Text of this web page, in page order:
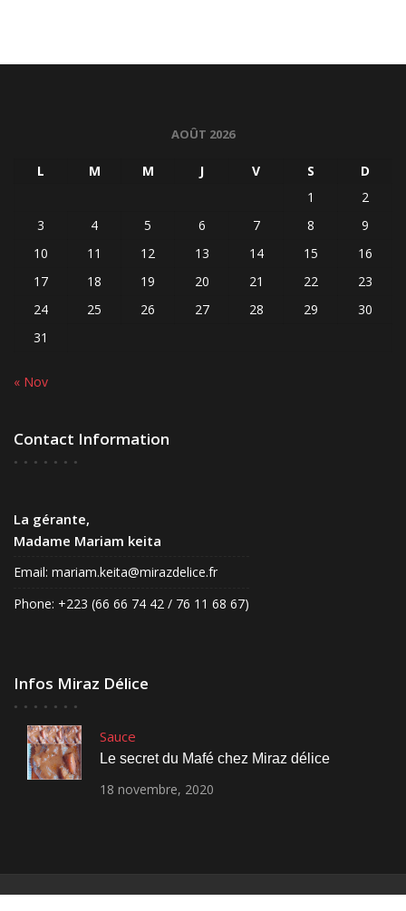
AOÛT 2026
L M M J V S
D
1
2
3
4 5 6 7 8
9
10
11 12 13 14 15
16
17
18 19 20 21 22
23
24
25 26 27 28 29
30
31
« Nov
Contact Information
La gérante,
Madame Mariam keita
Email: mariam.keita@mirazdelice.fr
Phone: +223 (66 66 74 42 / 76 11 68 67)
Infos Miraz Délice
Sauce
Le secret du Mafé chez Miraz délice
18 novembre, 2020